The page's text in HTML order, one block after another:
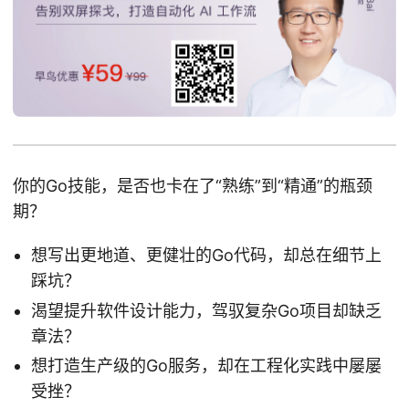
你的Go技能，是否也卡在了“熟练”到“精通”的瓶颈
期？
想写出更地道、更健壮的Go代码，却总在细节上
踩坑？
渴望提升软件设计能力，驾驭复杂Go项目却缺乏
章法？
想打造生产级的Go服务，却在工程化实践中屡屡
受挫？